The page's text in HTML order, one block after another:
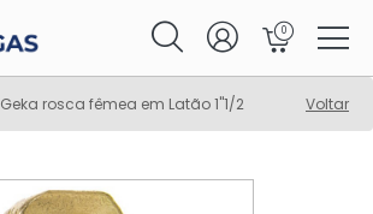
0
Geka rosca fêmea em Latão 1"1/2 Voltar